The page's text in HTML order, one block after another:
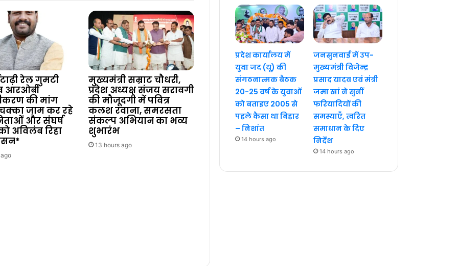
रेल गुमटी
आरओबी
की मांग
जाम कर रहे
और संघर्ष
अविलंब रिहा
मुख्यमंत्री सम्राट चौधरी,
प्रदेश अध्यक्ष संजय सरावगी
की मौजूदगी में पवित्र
कलश रवाना, समरसता
संकल्प अभियान का भव्य
शुभारंभ
13 hours ago
प्रदेश कार्यालय में
युवा जद (यू) की
संगठनात्मक बैठक
20-25 वर्ष के युवाओं
को बताइए 2005 से
पहले कैसा था बिहार
– निशांत
14 hours ago
जनसुनवाई में उप-
मुख्यमंत्री विजेन्द्र
प्रसाद यादव एवं मंत्री
जमा खां ने सुनीं
फरियादियों की
समस्याएँ, त्वरित
समाधान के दिए
निर्देश
14 hours ago